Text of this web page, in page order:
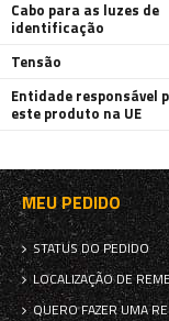
Cabo para as luzes de
identificação
Tensão
Entidade responsável
este produto na UE
MEU PEDIDO
STATUS DO PEDIDO
LOCALIZAÇÃO DE
QUERO FAZER UMA